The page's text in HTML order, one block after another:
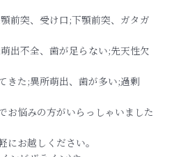
前突、受け口;下顎前突、ガタガ
出不全、歯が足らない;先天性欠
きた;異所萌出、歯が多い;過剰
お悩みの方がいらっしゃいました
にお越しください。